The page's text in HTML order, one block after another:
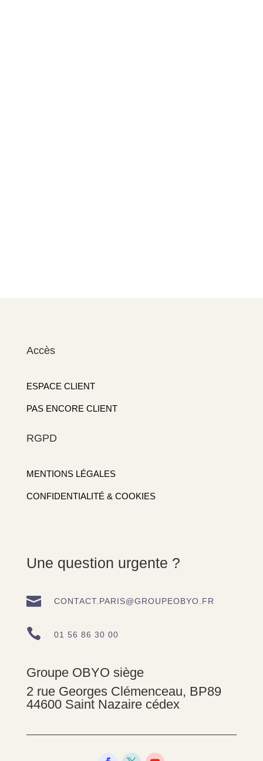
Accès
ESPACE CLIENT
PAS ENCORE CLIENT
RGPD
MENTIONS LÉGALES
CONFIDENTIALITÉ & COOKIES
Une question urgente ?
 CONTACT.PARIS@GROUPEOBYO.FR
 01 56 86 30 00
Groupe OBYO siège
2 rue Georges Clémenceau, BP89
44600 Saint Nazaire cédex